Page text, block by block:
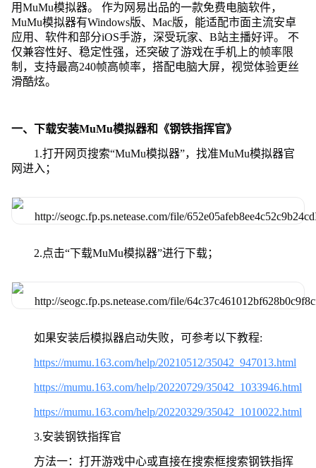
用MuMu模拟器。 作为网易出品的一款免费电脑软件，
MuMu模拟器有Windows版、Mac版，能适配市面主流安卓
应用、软件和部分iOS手游，深受玩家、B站主播好评。 不
仅兼容性好、稳定性强，还突破了游戏在手机上的帧率限
制，支持最高240帧高帧率，搭配电脑大屏，视觉体验更丝
滑酷炫。
一、下载安装MuMu模拟器和《钢铁指挥官》
1.打开网页搜索“MuMu模拟器”，找准MuMu模拟器官
网进入；
2.点击“下载MuMu模拟器”进行下载；
如果安装后模拟器启动失败，可参考以下教程:
https://mumu.163.com/help/20210512/35042_947013.html
https://mumu.163.com/help/20220729/35042_1033946.html
https://mumu.163.com/help/20220329/35042_1010022.html
3.安装钢铁指挥官
方法一：打开游戏中心或直接在搜索框搜索钢铁指挥